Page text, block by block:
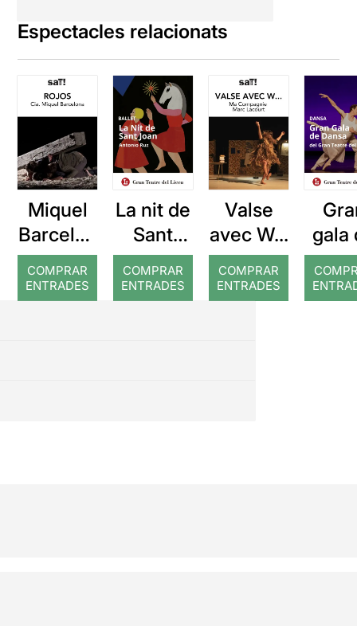
Espectacles relacionats
Miquel
Barcelon
a: Rojos
COMPRAR
ENTRADES
La nit de
Sant
Joan
COMPRAR
ENTRADES
Valse
avec W...
COMPRAR
ENTRADES
gala